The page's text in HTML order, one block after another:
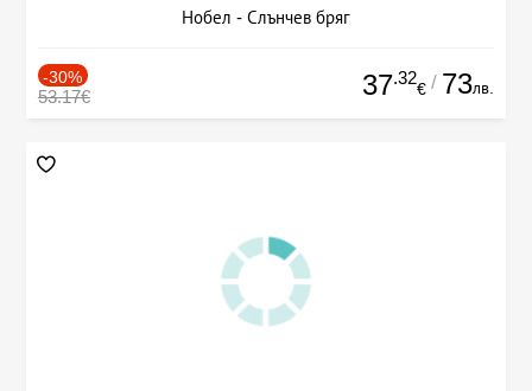
Нобел - Слънчев бряг
-30%
53.17€ 37.32
€ / 73лв.